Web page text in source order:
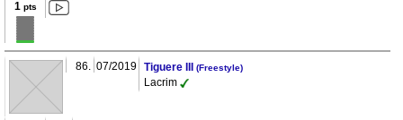
1 pts
86. 07/2019 Tiguere III (Freestyle)
Lacrim